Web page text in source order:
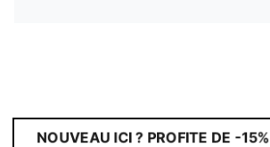
NOUVEAU ICI ? PROFITE DE -15%